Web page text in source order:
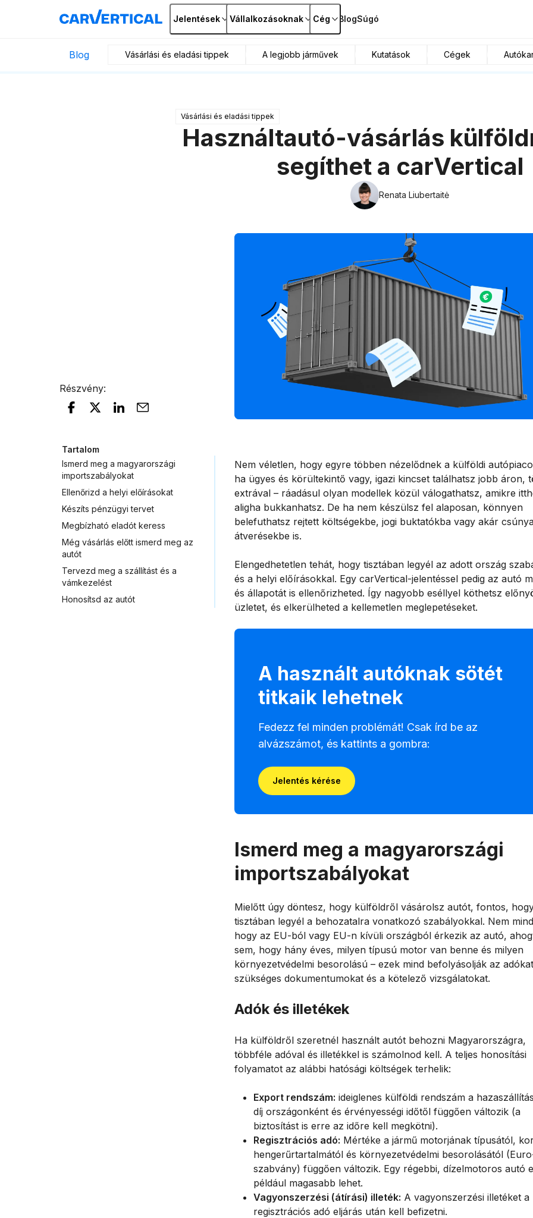
Jelentések Vállalkozásoknak Cég BlogSúgó
Blog Vásárlási és eladási tippek A legjobb járművek Kutatások Cégek
Vásárlási és eladási tippek
Használtautó-vásárlás
segíthet a carVertical
Renata Liubertaitė
Részvény:
Tartalom
Ismerd meg a magyarországi
importszabályokat
Ellenőrizd a helyi előírásokat
Készíts pénzügyi tervet
Megbízható eladót keress
Még vásárlás előtt ismerd meg az
autót
Tervezd meg a szállítást és a
vámkezelést
Honosítsd az autót
Nem véletlen, hogy egyre többen nézelődnek a külföldi
ha ügyes és körültekintő vagy, igazi kincset találhatsz jobb áron,
extrával – ráadásul olyan modellek közül válogathatsz, amikre
aligha bukkanhatsz. De ha nem készülsz fel alaposan, könnyen
belefuthatsz rejtett költségekbe, jogi buktatókba vagy akár
átverésekbe is.
Elengedhetetlen tehát, hogy tisztában legyél az adott ország
és a helyi előírásokkal. Egy carVertical-jelentéssel pedig az autó
és állapotát is ellenőrizheted. Így nagyobb eséllyel köthetsz
üzletet, és elkerülheted a kellemetlen meglepetéseket.
A használt autóknak sötét
titkaik lehetnek
Fedezz fel minden problémát! Csak írd be az
alvázszámot, és kattints a gombra:
Jelentés kérése
Ismerd meg a magyarországi
importszabályokat
Mielőtt úgy döntesz, hogy külföldről vásárolsz autót, fontos,
tisztában legyél a behozatalra vonatkozó szabályokkal. Nem
hogy az EU-ból vagy EU-n kívüli országból érkezik az autó,
sem, hogy hány éves, milyen típusú motor van benne és milyen
környezetvédelmi besorolású – ezek mind befolyásolják az
szükséges dokumentumokat és a kötelező vizsgálatokat.
Adók és illetékek
Ha külföldről szeretnél használt autót behozni Magyarországra,
többféle adóval és illetékkel is számolnod kell. A teljes honosítási
folyamatot az alábbi hatósági költségek terhelik:
Export rendszám: ideiglenes külföldi rendszám a
díj országonként és érvényességi időtől függően változik (a
biztosítást is erre az időre kell megkötni).
Regisztrációs adó: Mértéke a jármű motorjának típusától,
hengerűrtartalmától és környezetvédelmi besorolásától
szabvány) függően változik. Egy régebbi, dízelmotoros autó
például magasabb lehet.
Vagyonszerzési (átírási) illeték: A vagyonszerzési illetéket a
regisztrációs adó eljárás után kell befizetni.